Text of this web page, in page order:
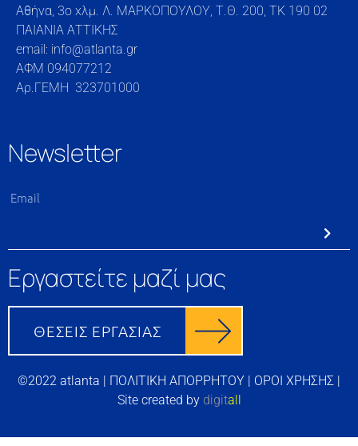
Αθήνα, 3o xλμ. Λ. ΜΑΡΚΟΠΟΥΛΟΥ, Τ.Θ. 200, TK 190 02
ΠΑΙΑΝΙΑ ΑΤΤΙΚΗΣ
email: info@atlanta.gr
ΑΦΜ 094077212
Αρ.ΓΕΜΗ 323701000
Newsletter
Εργαστείτε μαζί μας
©2022 atlanta | ΠΟΛΙΤΙΚΗ ΑΠΟΡΡΗΤΟΥ | ΟΡΟΙ ΧΡΗΣΗΣ |
Site created by digitall